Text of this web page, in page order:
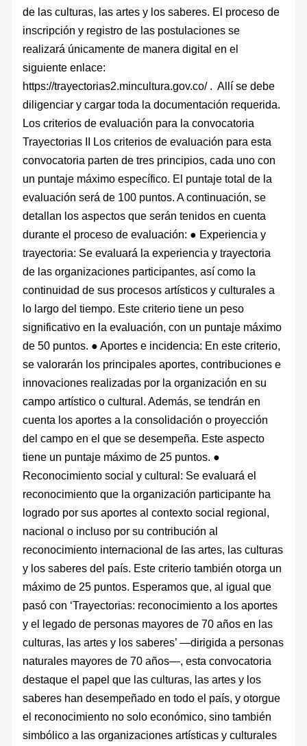
de las culturas, las artes y los saberes. El proceso de
inscripción y registro de las postulaciones se
realizará únicamente de manera digital en el
siguiente enlace:
https://trayectorias2.mincultura.gov.co/ . Allí se debe
diligenciar y cargar toda la documentación requerida.
Los criterios de evaluación para la convocatoria
Trayectorias II Los criterios de evaluación para esta
convocatoria parten de tres principios, cada uno con
un puntaje máximo específico. El puntaje total de la
evaluación será de 100 puntos. A continuación, se
detallan los aspectos que serán tenidos en cuenta
durante el proceso de evaluación: ● Experiencia y
trayectoria: Se evaluará la experiencia y trayectoria
de las organizaciones participantes, así como la
continuidad de sus procesos artísticos y culturales a
lo largo del tiempo. Este criterio tiene un peso
significativo en la evaluación, con un puntaje máximo
de 50 puntos. ● Aportes e incidencia: En este criterio,
se valorarán los principales aportes, contribuciones e
innovaciones realizadas por la organización en su
campo artístico o cultural. Además, se tendrán en
cuenta los aportes a la consolidación o proyección
del campo en el que se desempeña. Este aspecto
tiene un puntaje máximo de 25 puntos. ●
Reconocimiento social y cultural: Se evaluará el
reconocimiento que la organización participante ha
logrado por sus aportes al contexto social regional,
nacional o incluso por su contribución al
reconocimiento internacional de las artes, las culturas
y los saberes del país. Este criterio también otorga un
máximo de 25 puntos. Esperamos que, al igual que
pasó con ‘Trayectorias: reconocimiento a los aportes
y el legado de personas mayores de 70 años en las
culturas, las artes y los saberes’ —dirigida a personas
naturales mayores de 70 años—, esta convocatoria
destaque el papel que las culturas, las artes y los
saberes han desempeñado en todo el país, y otorgue
el reconocimiento no solo económico, sino también
simbólico a las organizaciones artísticas y culturales